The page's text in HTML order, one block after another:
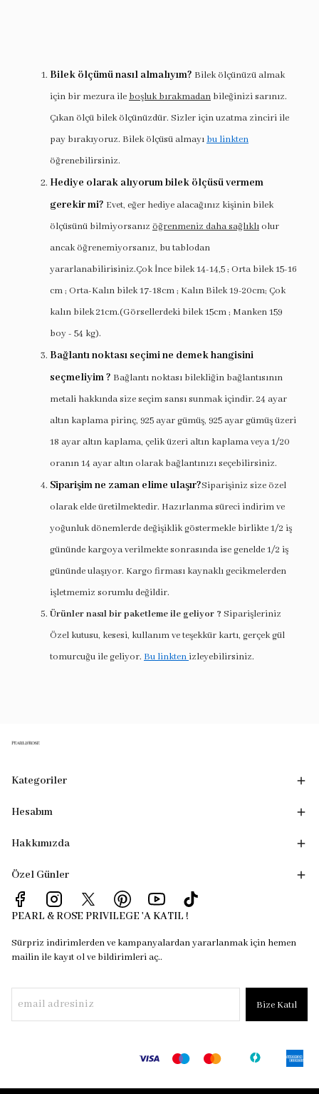
Bilek ölçümü nasıl almalıyım? Bilek ölçünüzü almak
için bir mezura ile boşluk bırakmadan bileğinizi sarınız.
Çıkan ölçü bilek ölçünüzdür. Sizler için uzatma zinciri ile
pay bırakıyoruz. Bilek ölçüsü almayı bu linkten
öğrenebilirsiniz.
Hediye olarak alıyorum bilek ölçüsü vermem
gerekir mi? Evet, eğer hediye alacağınız kişinin bilek
ölçüsünü bilmiyorsanız öğrenmeniz daha sağlıklı olur
ancak öğrenemiyorsanız, bu tablodan
yararlanabilirisiniz.Çok İnce bilek 14-14,5 ; Orta bilek 15-16
cm ; Orta-Kalın bilek 17-18cm ; Kalın Bilek 19-20cm; Çok
kalın bilek 21cm.(Görsellerdeki bilek 15cm ; Manken 159
boy - 54 kg).
Bağlantı noktası seçimi ne demek hangisini
seçmeliyim ? Bağlantı noktası bilekliğin bağlantısının
metali hakkında size seçim sansı sunmak içindir. 24 ayar
altın kaplama pirinç, 925 ayar gümüş, 925 ayar gümüş üzeri
18 ayar altın kaplama, çelik üzeri altın kaplama veya 1/20
oranın 14 ayar altın olarak bağlantınızı seçebilirsiniz.
Siparişim ne zaman elime ulaşır?Siparişiniz size özel
olarak elde üretilmektedir. Hazırlanma süreci indirim ve
yoğunluk dönemlerde değişiklik göstermekle birlikte 1/2 iş
gününde kargoya verilmekte sonrasında ise genelde 1/2 iş
gününde ulaşıyor. Kargo firması kaynaklı gecikmelerden
işletmemiz sorumlu değildir.
Ürünler nasıl bir paketleme ile geliyor ? Siparişleriniz
Özel kutusu, kesesi, kullanım ve teşekkür kartı, gerçek gül
tomurcuğu ile geliyor. Bu linkten izleyebilirsiniz.
Kategoriler
Hesabım
Hakkımızda
Özel Günler
PEARL & ROSE PRIVILEGE 'A KATIL !
Sürpriz indirimlerden ve kampanyalardan yararlanmak için hemen
mailin ile kayıt ol ve bildirimleri aç..
Bize Katıl